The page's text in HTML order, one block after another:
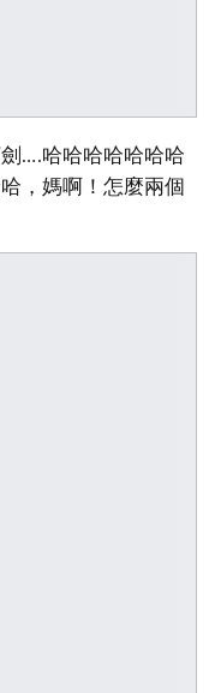
….哈哈哈哈哈哈哈
，媽啊！怎麼兩個